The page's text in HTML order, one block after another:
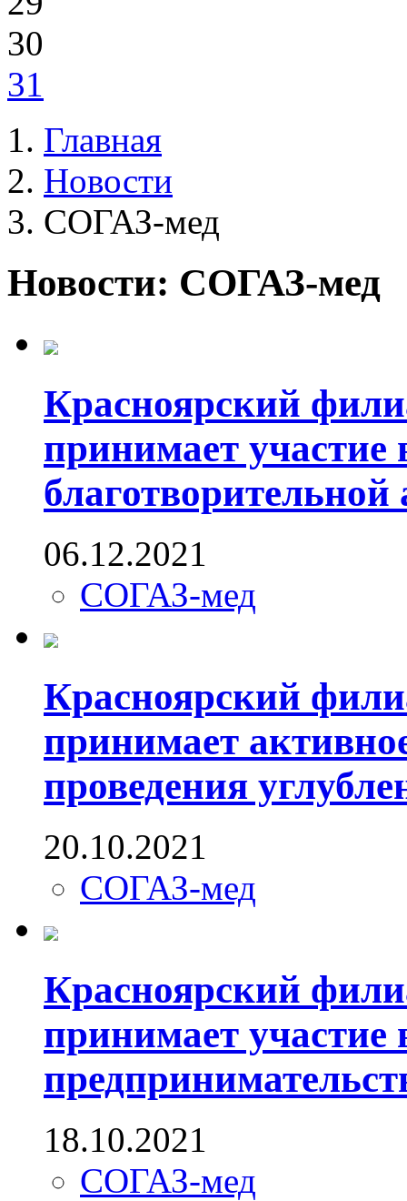
30
31
Главная
Новости
СОГАЗ-мед
Новости: СОГАЗ-мед
Красноярский
принимает участие
06.12.2021
СОГАЗ-мед
Красноярский
принимает
проведения
20.10.2021
СОГАЗ-мед
Красноярский
принимает
18.10.2021
СОГАЗ-мед